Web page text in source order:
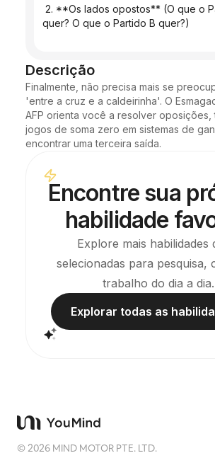
quer? O que o Partido B quer?)
Descrição
Finalmente, não precisa mais se
'entre a cruz e a caldeirinha'. O
AFP orienta você a resolver oposições,
jogos de soma zero em sistemas de
encontrar uma terceira saída.
Encontre sua
habilidade
Explore mais habilidades
selecionadas para pesquisa,
trabalho do dia a dia.
Explorar todas as
©2026 MIND MOTOR PTE. LTD.